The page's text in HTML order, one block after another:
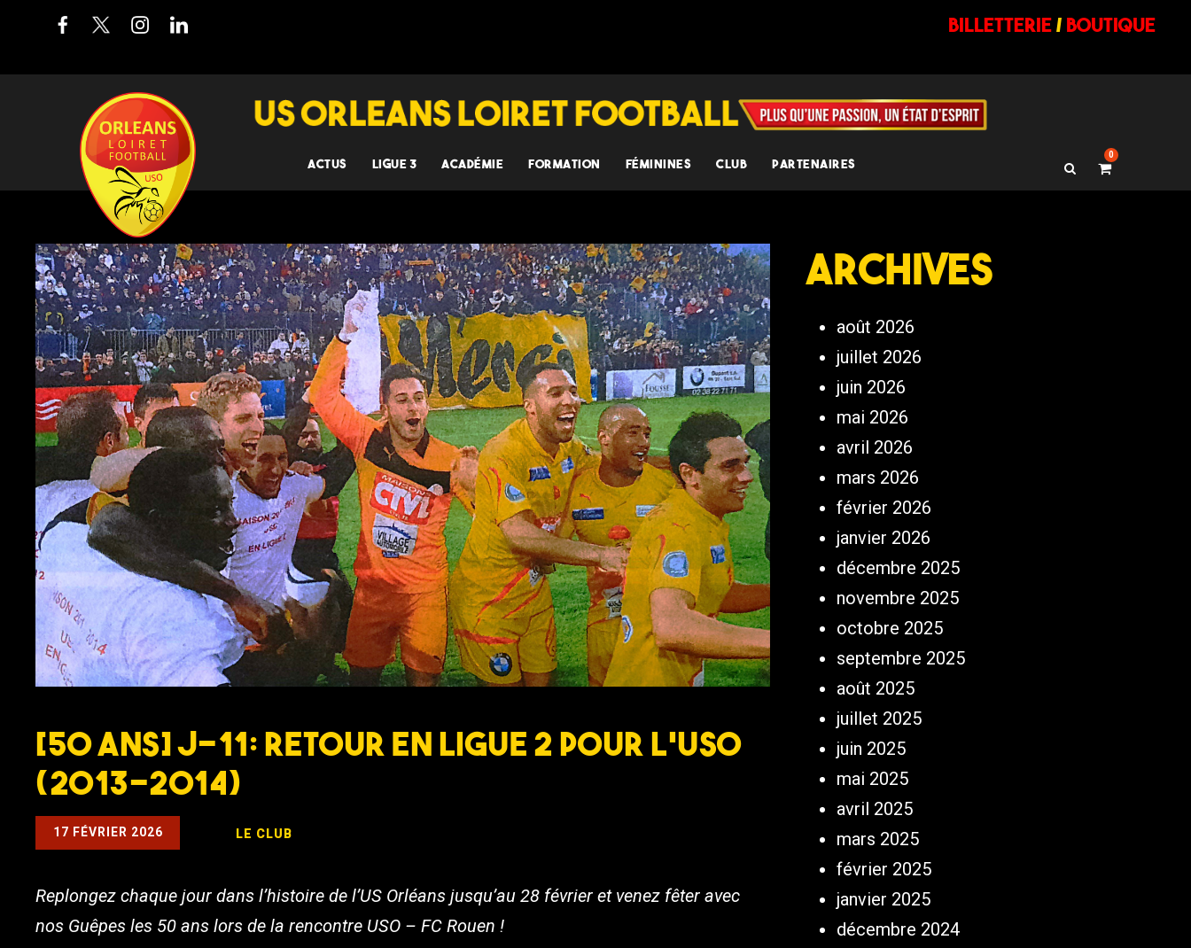
billetterie/ BOUTIQUE
ACTUS LIGUE 3 ACADÉMIE FORMATION FÉMININES CLUB PARTENAIRES
0
[50 ans] J-11: Retour en Ligue 2 pour l’USO
(2013-2014)
17 FÉVRIER 2026 LE CLUB
Replongez chaque jour dans l’histoire de l’US Orléans jusqu’au 28 février et venez fêter avec
nos Guêpes les 50 ans lors de la rencontre USO – FC Rouen !
Archives
août 2026
juillet 2026
juin 2026
mai 2026
avril 2026
mars 2026
février 2026
janvier 2026
décembre 2025
novembre 2025
octobre 2025
septembre 2025
août 2025
juillet 2025
juin 2025
mai 2025
avril 2025
mars 2025
février 2025
janvier 2025
décembre 2024